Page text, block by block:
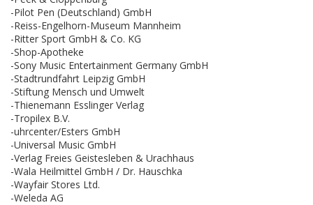
-Pilot Pen (Deutschland) GmbH
-Reiss-Engelhorn-Museum Mannheim
-Ritter Sport GmbH & Co. KG
-Shop-Apotheke
-Sony Music Entertainment Germany GmbH
-Stadtrundfahrt Leipzig GmbH
-Stiftung Mensch und Umwelt
-Thienemann Esslinger Verlag
-Tropilex B.V.
-uhrcenter/Esters GmbH
-Universal Music GmbH
-Verlag Freies Geistesleben & Urachhaus
-Wala Heilmittel GmbH / Dr. Hauschka
-Wayfair Stores Ltd.
-Weleda AG